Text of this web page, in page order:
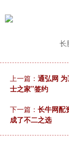
长
上一篇： 通弘网
士之家”签约
下一篇： 长牛网配
成了不二之选